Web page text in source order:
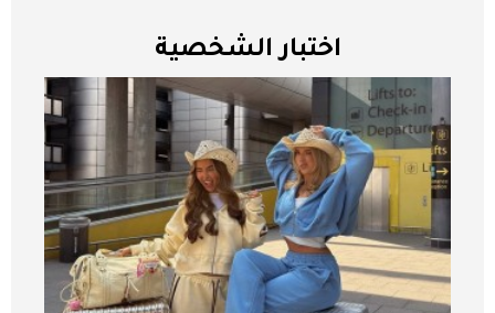
اختبار الشخصية